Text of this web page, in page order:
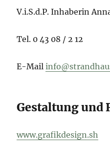
V.i.S.d.P. Inhaberin
Tel. 0 43 08 / 2 12
E-Mail
Gestaltung und
www.grafikdesign.sh